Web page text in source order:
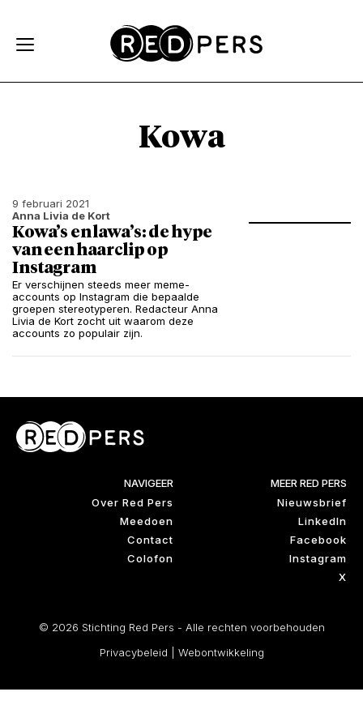
Kowa
9 februari 2021
Anna Livia de Kort
Kowa’s en lawa’s: de hype
van een haarclip op
Instagram
Er verschijnen steeds meer meme-
accounts op Instagram die bepaalde
groepen stereotyperen. Redacteur Anna
Livia de Kort zocht uit waarom deze
accounts zo populair zijn.
NAVIGEER
Over Red Pers
Meedoen
Contact
Colofon
MEER RED PERS
Nieuwsbrief
LinkedIn
Facebook
Instagram
X
© 2026 Stichting Red Pers - Alle rechten voorbehouden
Privacybeleid
Webontwikkeling